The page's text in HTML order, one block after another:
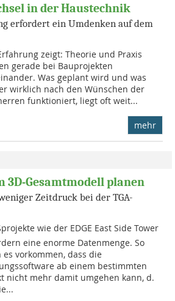
in der Haustechnik
erfordert ein Umdenken auf dem
zeigt: Theorie und Praxis
gerade bei Bauprojekten
Was geplant wird und was
wirklich nach den Wünschen der
funktioniert, liegt oft weit...
mehr
3D-Gesamtmodell planen
Zeitdruck bei der TGA-
wie der EDGE East Side Tower
eine enorme Datenmenge. So
es vorkommen, dass die
ab einem bestimmten
nicht mehr damit umgehen kann, d.